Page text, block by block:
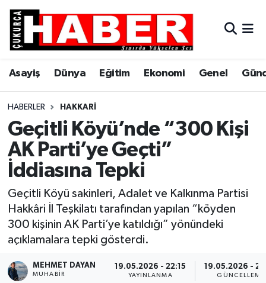
Asayiş Dünya Eğitim Ekonomi Genel
HABERLER HAKKARI
Geçitli Köyü’nde “300 Kişi
AK Parti’ye Geçti”
İddiasına Tepki
Geçitli Köyü sakinleri, Adalet ve Kalkınma Partisi
Hakkâri İl Teşkilatı tarafından yapılan “köyden
300 kişinin AK Parti’ye katıldığı” yönündeki
açıklamalara tepki gösterdi.
MEHMET DAYAN
MUHABIR
19.05.2026 - 22:15
YAYINLANMA
19.05.2026 -
GÜNCELLEME
Asayiş
Dünya
Eğitim
Ekonomi
Genel
Gündem
Hakkari
Hava Durumu
Trafik Durumu
Süper Lig Puan Durumu ve Fikstür
Tüm Manşetler
Son Dakika Haberleri
Haber Arşivi